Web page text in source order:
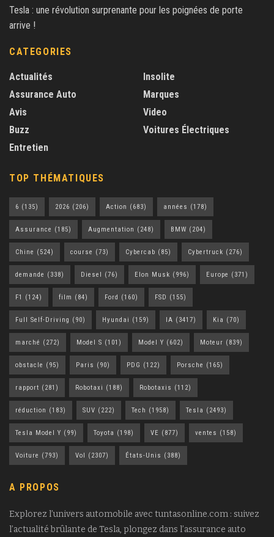
Tesla : une révolution surprenante pour les poignées de porte
arrive !
CATEGORIES
Actualités
Assurance Auto
Avis
Buzz
Entretien
Insolite
Marques
Video
Voitures Électriques
TOP THÉMATIQUES
6 (135) 2026 (206) Action (683) années (178)
Assurance (185) Augmentation (248) BMW (204)
Chine (524) course (73) Cybercab (85) Cybertruck (276)
demande (338) Diesel (76) Elon Musk (996) Europe (371)
F1 (124) film (84) Ford (160) FSD (155)
Full Self-Driving (90) Hyundai (159) IA (3417) Kia (70)
marché (272) Model S (101) Model Y (602) Moteur (839)
obstacle (95) Paris (90) PDG (122) Porsche (165)
rapport (281) Robotaxi (188) Robotaxis (112)
réduction (183) SUV (222) Tech (1958) Tesla (2493)
Tesla Model Y (99) Toyota (198) VE (877) ventes (158)
Voiture (793) Vol (2307) États-Unis (388)
A PROPOS
Explorez l’univers automobile avec tuntasonline.com : suivez
l’actualité brûlante de Tesla, plongez dans l’assurance auto